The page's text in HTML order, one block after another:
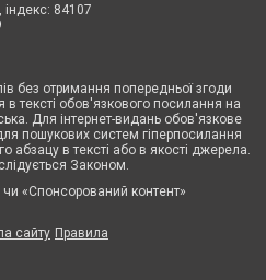
індекс: 84107
без отримання попередньої згоди
тексті обов'язкового посилання на
Для інтернет-видань обов'язкове
пошукових систем гіперпосилання
абзацу в тексті або в якості джерела.
Законом.
«Спонсорований контент»
сайту Правила